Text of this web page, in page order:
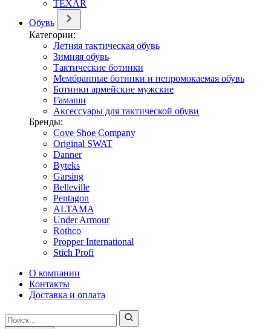
TEXAR
Обувь
Категории:
Летняя тактическая обувь
Зимняя обувь
Тактические ботинки
Мембранные ботинки и непромокаемая обувь
Ботинки армейские мужские
Гамаши
Аксессуары для тактической обуви
Бренды:
Cove Shoe Company
Original SWAT
Danner
Byteks
Garsing
Belleville
Pentagon
ALTAMA
Under Armour
Rothco
Propper International
Stich Profi
О компании
Контакты
Доставка и оплата